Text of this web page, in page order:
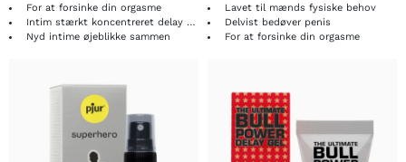
For at forsinke din orgasme
Intim stærkt koncentreret delay spray
Nyd intime øjeblikke sammen
Lavet til mænds fysiske behov
Delvist bedøver penis
For at forsinke din orgasme